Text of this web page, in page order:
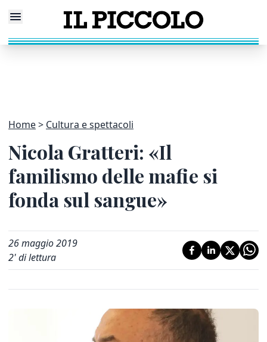
Home Cultura e spettacoli
Nicola Gratteri: «Il
familismo delle mafie si
fonda sul sangue»
26 maggio 2019
2' di lettura